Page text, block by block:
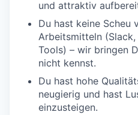
und attraktiv
Du hast keine Scheu
Arbeitsmitteln
Tools) – wir bringen
nicht kennst.
Du hast hohe
neugierig und hast
einzusteigen.